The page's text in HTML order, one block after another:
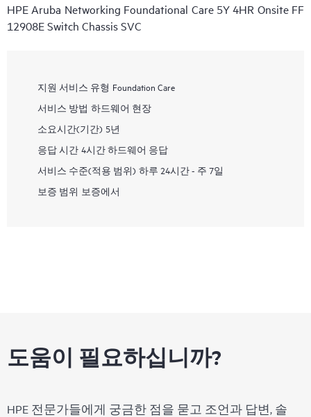
HPE Aruba Networking Foundational Care 5Y 4HR Onsite FF
12908E Switch Chassis SVC
지원 서비스 유형 Foundation Care
서비스 방법 하드웨어 현장
소요시간(기간) 5년
응답 시간 4시간 하드웨어 응답
서비스 수준(적용 범위) 하루 24시간 - 주 7일
보증 범위 보증에서
도움이 필요하십니까?
HPE 전문가들에게 궁금한 점을 묻고 조언과 답변, 솔